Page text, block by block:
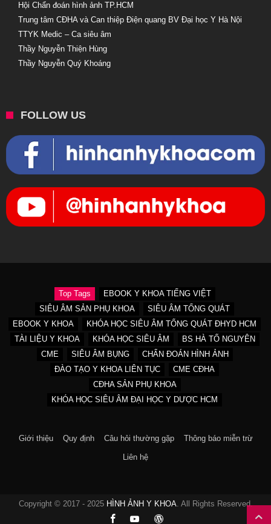
Hội Chẩn đoán hình ảnh TP.HCM
Trung tâm CĐHA và Can thiệp Điện quang BV Đại học Y Hà Nội
TTYK Medic – Ca siêu âm
Thầy Nguyễn Thiện Hùng
Thầy Nguyễn Quý Khoáng
FOLLOW US
Top Tags
EBOOK Y KHOA TIẾNG VIỆT
SIÊU ÂM SẢN PHỤ KHOA
SIÊU ÂM TỔNG QUÁT
EBOOK Y KHOA
KHÓA HỌC SIÊU ÂM TỔNG QUÁT ĐHYD HCM
TÀI LIỆU Y KHOA
KHÓA HỌC SIÊU ÂM
BS HÀ TỐ NGUYÊN
CME
SIÊU ÂM BỤNG
CHẨN ĐOÁN HÌNH ẢNH
ĐÀO TẠO Y KHOA LIÊN TỤC
CME CĐHA
CĐHA SẢN PHỤ KHOA
KHÓA HỌC SIÊU ÂM ĐẠI HỌC Y DƯỢC HCM
Giới thiệu Quy định Câu hỏi thường gặp Thông báo miễn trừ
Liên hệ
Copyright © 2017 - 2025 HÌNH ẢNH Y KHOA. All Rights Reserved.